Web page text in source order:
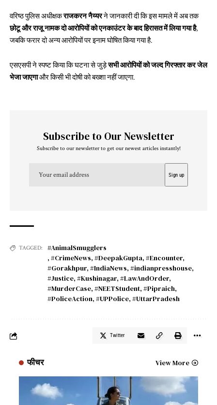
वरिष्ठ पुलिस अधीक्षकराजकरन नैय्यरने जानकारी दी कि इस मामले में अब तक
छोटू और राजू नामक दो आरोपियों को एनकाउंटर के बाद हिरासत में लिया गया है,
जबकि फरार दो अन्य आरोपियों पर इनाम घोषित किया गया है.
एसएसपी ने स्पष्ट किया कि घटना से जुड़ेसभी आरोपियों को जल्द गिरफ्तार कर जेल
भेजा जाएगाऔर किसी भी दोषी को बख्शा नहीं जाएगा.
Subscribe to Our Newsletter
Subscribe to our newsletter to get our newest articles instantly!
TAGGED:
#AnimalSmugglers
, #CrimeNews, #DeepakGupta, #Encounter,
#Gorakhpur, #IndiaNews, #indianpresshouse,
#Justice, #Kushinagar, #LawAndOrder,
#MurderCase, #NEETStudent, #Pipraich,
#PoliceAction, #UPPolice, #UttarPradesh
Twitter
फीचर View More